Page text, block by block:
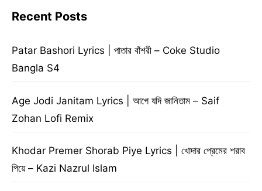
Recent Posts
Patar Bashori Lyrics | পাতার বাঁশরী – Coke Studio
Bangla S4
Age Jodi Janitam Lyrics | আগে যদি জানিতাম – Saif
Zohan Lofi Remix
Khodar Premer Shorab Piye Lyrics | খোদার প্রেমের শরাব
পিয়ে – Kazi Nazrul Islam